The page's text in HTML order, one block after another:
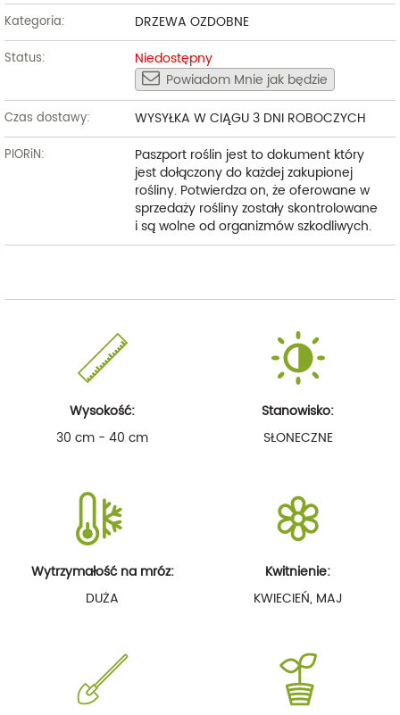
Kategoria: DRZEWA OZDOBNE
Status:
Niedostępny
Powiadom Mnie jak będzie
Czas dostawy: WYSYŁKA W CIĄGU 3 DNI ROBOCZYCH
PIORiN:
Paszport roślin jest to dokument który
jest dołączony do każdej zakupionej
rośliny. Potwierdza on, że oferowane w
sprzedaży rośliny zostały skontrolowane
i są wolne od organizmów szkodliwych.
Wysokość:
30 cm - 40 cm
Stanowisko:
SŁONECZNE
Wytrzymałość na mróz:
DUŻA
Kwitnienie:
KWIECIEŃ, MAJ